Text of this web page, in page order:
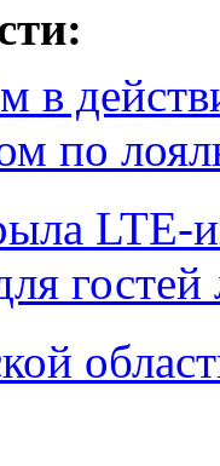
в
по
LTE-
гостей